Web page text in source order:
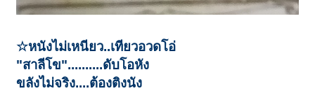
☆หนังไม่เหนียว..เทียวอวดโอ่
"สาลีโข"..........ดับโอหัง
ขลังไม่จริง....ต้องติงนัง